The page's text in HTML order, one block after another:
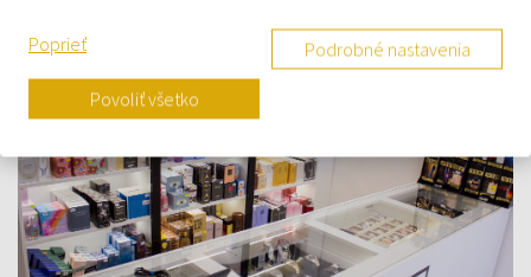
Poprieť Podrobné nastavenia
Povoliť všetko